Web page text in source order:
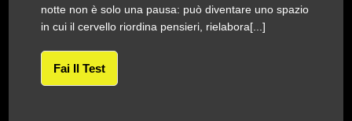
notte non è solo una pausa: può diventare uno spazio
in cui il cervello riordina pensieri, rielabora[...]
Fai Il Test